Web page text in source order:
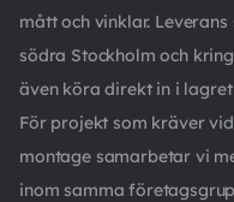
mått och vinklar.
södra Stockholm och
även köra direkt in i
För projekt som kräver
montage samarbetar vi
inom samma